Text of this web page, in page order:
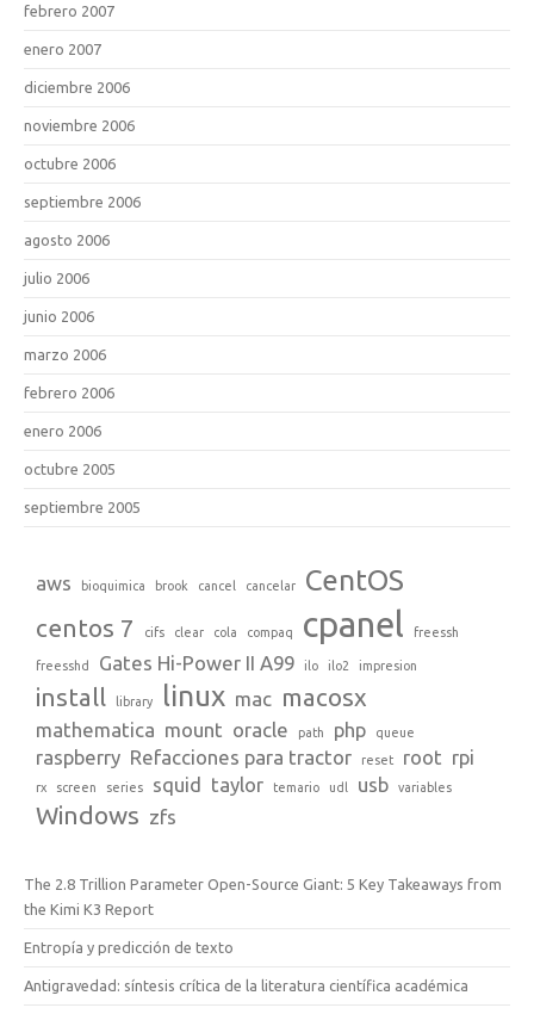
febrero 2007
enero 2007
diciembre 2006
noviembre 2006
octubre 2006
septiembre 2006
agosto 2006
julio 2006
junio 2006
marzo 2006
febrero 2006
enero 2006
octubre 2005
septiembre 2005
aws bioquimica brook cancel cancelar CentOS
centos 7 cifs clear cola compaq cpanel freessh
freesshd Gates Hi-Power II A99 ilo ilo2 impresion
install library linux mac macosx
mathematica mount oracle path php queue
raspberry Refacciones para tractor reset root rpi
rx screen series squid taylor temario udl usb variables
Windows zfs
The 2.8 Trillion Parameter Open-Source Giant: 5 Key Takeaways from
the Kimi K3 Report
Entropía y predicción de texto
Antigravedad: síntesis crítica de la literatura científica académica